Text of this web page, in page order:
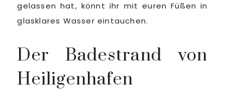
gelassen hat, könnt ihr mit euren Füßen in
glasklares Wasser eintauchen.
Der Badestrand von
Heiligenhafen